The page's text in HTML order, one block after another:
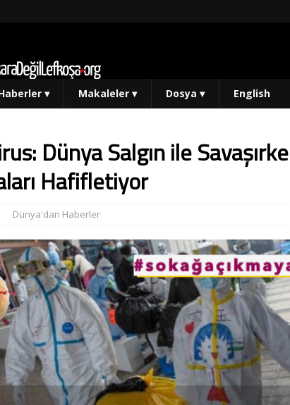
▾ Makaleler ▾ Dosya ▾ English
Dünya Salgın ile
Hafifletiyor
Dünya'dan Haberler